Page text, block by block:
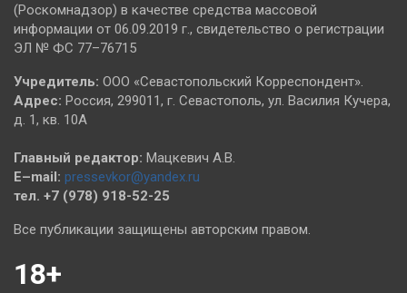
(Роскомнадзор) в качестве средства массовой
информации от 06.09.2019 г., свидетельство о регистрации
ЭЛ № ФС 77–76715
Учредитель: ООО «Севастопольский Корреспондент».
Адрес: Россия, 299011, г. Севастополь, ул. Василия Кучера,
д. 1, кв. 10А
Главный редактор: Мацкевич А.В.
E–mail: pressevkor@yandex.ru
тел. +7 (978) 918-52-25
Все публикации защищены авторским правом.
18+